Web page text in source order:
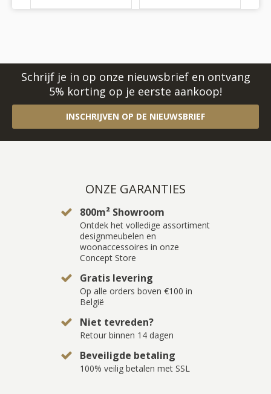
Schrijf je in op onze nieuwsbrief en ontvang
5% korting op je eerste aankoop!
INSCHRIJVEN OP DE NIEUWSBRIEF
ONZE GARANTIES
800m² Showroom
Ontdek het volledige assortiment
designmeubelen en
woonaccessoires in onze
Concept Store
Gratis levering
Op alle orders boven €100 in
België
Niet tevreden?
Retour binnen 14 dagen
Beveiligde betaling
100% veilig betalen met SSL